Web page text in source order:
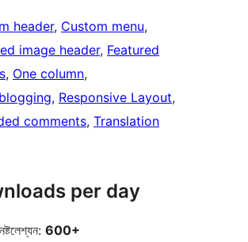
header, Custom menu
image header, Featured
, One column
, Responsive Layout
comments, Translation
per day
600+